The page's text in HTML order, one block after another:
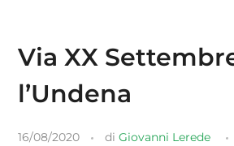
Via XX
l’Undena
16/08/2020 di Giovanni Lerede